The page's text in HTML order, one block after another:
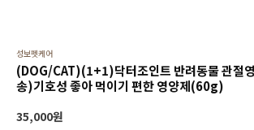
성보펫케어
(DOG/CAT)(1+1)닥터조인트 반려동물 관절
송)기호성 좋아 먹이기 편한 영양제(60g)
35,000원